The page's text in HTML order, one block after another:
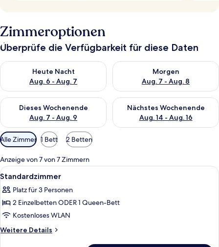
Zimmeroptionen
Überprüfe die Verfügbarkeit für diese Daten
Heute Nacht
Aug. 6 - Aug. 7
Überprüfe die Verfügbarkeit für heute Nacht, Aug. 6 - Aug. 7.
Morgen
Aug. 7 - Aug. 8
Überprüfe die Verfügbarkeit
Dieses Wochenende
Aug. 7 - Aug. 9
Überprüfe die Verfügbarkeit für dieses Wochenende, Aug. 7
Nächstes Wochenende
Aug. 14 - Aug. 16
Überprüfe die Verfügbarkeit
Verfügbare
Filter
für
Zimmer
Alle Zimmer 1 Bett 2 Betten
Anzeige von 7 von 7 Zimmern
Alle
Fotos
für
Standardzimmer
anzeigen
Standardzimmer | Minibar,
10
Standardzimmer
Platz für 3 Personen
2 Einzelbetten ODER 1 Queen-Bett
Kostenloses WLAN
Weitere Details
Weitere